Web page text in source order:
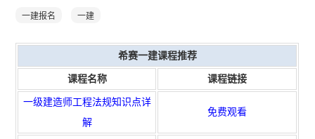
一建报名 一建
希赛一建课程推荐
课程名称 课程链接
一级建造师工程法规知识点详
解
免费观看